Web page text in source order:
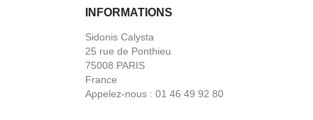
INFORMATIONS
Sidonis Calysta
25 rue de Ponthieu
75008 PARIS
France
Appelez-nous : 01 46 49 92 80